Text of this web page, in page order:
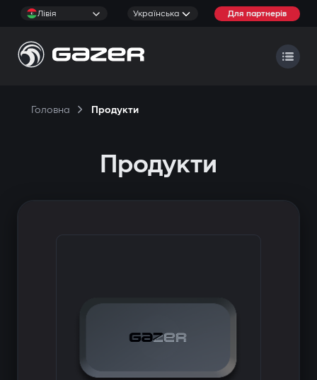
Лівія Українська Для партнерів
Головна Продукти
Продукти